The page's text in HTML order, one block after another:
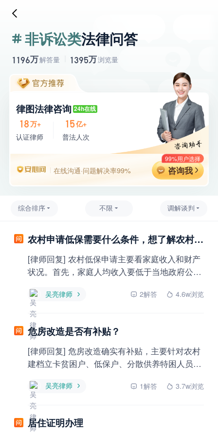
非诉讼类法律问答
1196万解答量 1395万浏览量
律图法律咨询 24h在线
18万+
认证律师
15亿+
普法人次
在线沟通·问题解决率99%
99%用户选择
咨询我
综合排序 不限 调解谈判
农村申请低保需要什么条件，想了解农村申请低保的条件有哪些？
[律师回复] 农村低保申请主要看家庭收入和财产
状况。首先，家庭人均收入要低于当地政府公布
家里不能有贵重财产，比如小汽车、大额存款、
商品房等。然后，家庭成员要拥有当地农村户
籍，并且实际生活困难，比如因病、因残、缺乏
劳动力等原因导致基本生活难以维持。你可以带
上户口本、身份证、收入证明等材料，直接去村
委会或乡镇人民政府提交申请，他们会进行家庭
范围。我是杭州的吴亮律师，如果仍有疑问，欢
迎追问或一对一咨询。
吴亮律师 2解答 4.6w浏览
危房改造是否有补贴？
[律师回复] 危房改造确实有补贴，主要针对农村
建档立卡贫困户、低保户、分散供养特困人员等
请，经过房屋危险性鉴定、审核公示后才能领
取。具体金额和标准各地不同，建议先确认自己
是否符合条件，再准备户口本、身份证、危房照
片等材料去申请。我是杭州的吴亮律师，如果仍
吴亮律师 1解答 3.7w浏览
居住证明办理